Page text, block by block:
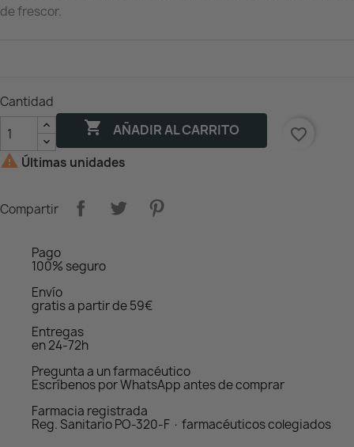
de frescor.
Cantidad
 AÑADIR AL CARRITO
favorite_border
 Últimas unidades
Compartir
Pago
100% seguro
Envío
gratis a partir de 59€
Entregas
en 24-72h
Pregunta a un farmacéutico
Escríbenos por WhatsApp antes de comprar
Farmacia registrada
Reg. Sanitario PO-320-F · farmacéuticos colegiados